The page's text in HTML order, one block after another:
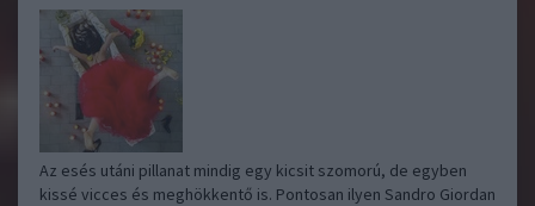
Az esés utáni pillanat mindig egy kicsit szomorú, de egyben
kissé vicces és meghökkentő is. Pontosan ilyen Sandro Giordan